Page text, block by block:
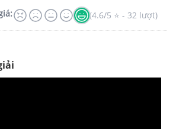
(4.6/5 ⭐ - 32 lượt)